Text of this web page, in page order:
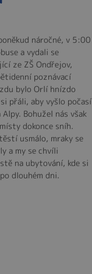
náročné, v 5:00
a vydali se
ze ZŠ Ondřejov,
poznávací
bylo Orlí hnízdo
přáli, aby vyšlo počasí
Bohužel nás však
dokonce sníh.
usmálo, mraky se
a my se chvíli
na ubytování, kde si
dlouhém dni.